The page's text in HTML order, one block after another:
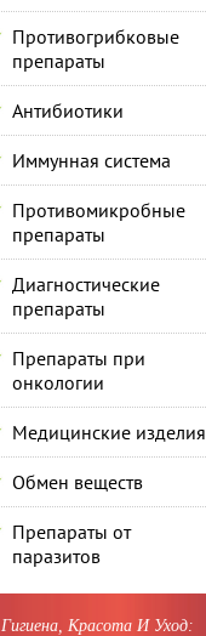
Противогрибковые
препараты
Антибиотики
Иммунная система
Противомикробные
препараты
Диагностические
препараты
Препараты при
онкологии
Медицинские изделия
Обмен веществ
Препараты от
паразитов
Гигиена, Красота И Уход: